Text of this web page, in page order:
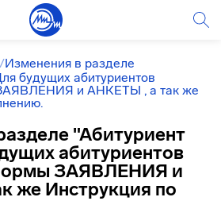
/Изменения в разделе
будущих абитуриентов
и АНКЕТЫ , а так же
"Абитуриент
абитуриентов
ЗАЯВЛЕНИЯ и
же Инструкция по